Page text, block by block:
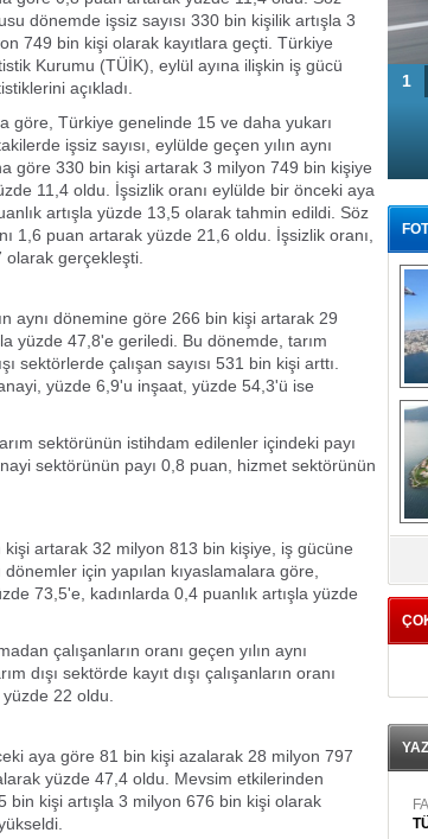
dönemde işsiz sayısı 330 bin kişilik artışla 3
749 bin kişi olarak kayıtlara geçti. Türkiye
Kurumu (TÜİK), eylül ayına ilişkin iş gücü
açıkladı.
göre, Türkiye genelinde 15 ve daha yukarı
işsiz sayısı, eylülde geçen yılın aynı
göre 330 bin kişi artarak 3 milyon 749 bin kişiye
11,4 oldu. İşsizlik oranı eylülde bir önceki aya
artışla yüzde 13,5 olarak tahmin edildi. Söz
1,6 puan artarak yüzde 21,6 oldu. İşsizlik oranı,
gerçekleşti.
aynı dönemine göre 266 bin kişi artarak 29
yüzde 47,8'e geriledi. Bu dönemde, tarım
sektörlerde çalışan sayısı 531 bin kişi arttı.
yüzde 6,9'u inşaat, yüzde 54,3'ü ise
sektörünün istihdam edilenler içindeki payı
sektörünün payı 0,8 puan, hizmet sektörünün
kişi artarak 32 milyon 813 bin kişiye, iş gücüne
için yapılan kıyaslamalara göre,
73,5'e, kadınlarda 0,4 puanlık artışla yüzde
çalışanların oranı geçen yılın aynı
dışı sektörde kayıt dışı çalışanların oranı
22 oldu.
aya göre 81 bin kişi azalarak 28 milyon 797
yüzde 47,4 oldu. Mevsim etkilerinden
bin kişi artışla 3 milyon 676 bin kişi olarak
1